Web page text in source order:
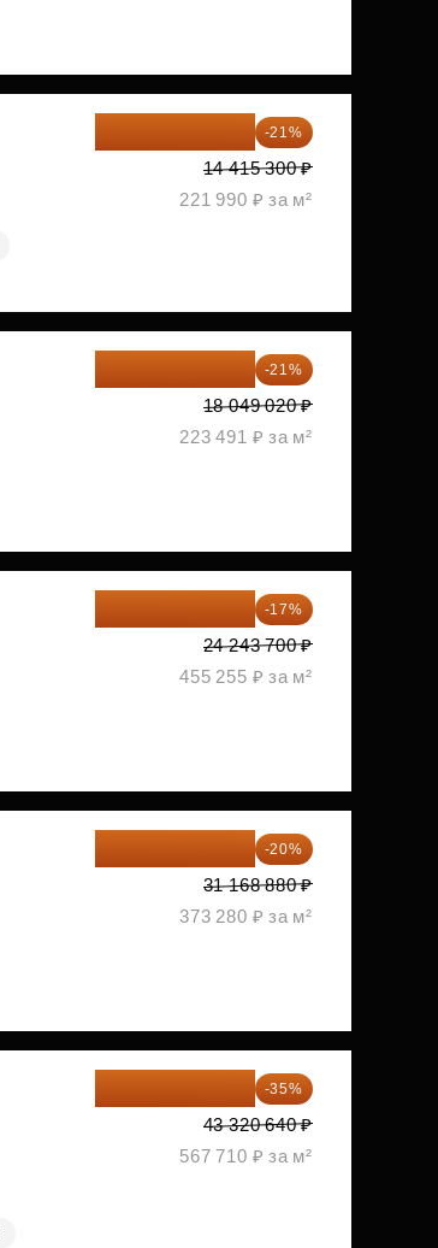
-21%
14 415 300 ₽
221 990 ₽ за м²
-21%
18 049 020 ₽
223 491 ₽ за м²
-17%
24 243 700 ₽
455 255 ₽ за м²
-20%
31 168 880 ₽
373 280 ₽ за м²
-35%
43 320 640 ₽
567 710 ₽ за м²